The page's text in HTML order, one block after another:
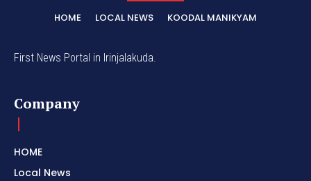
HOME LOCAL NEWS KOODAL MANIKYAM
First News Portal in Irinjalakuda.
Company
HOME
Local News